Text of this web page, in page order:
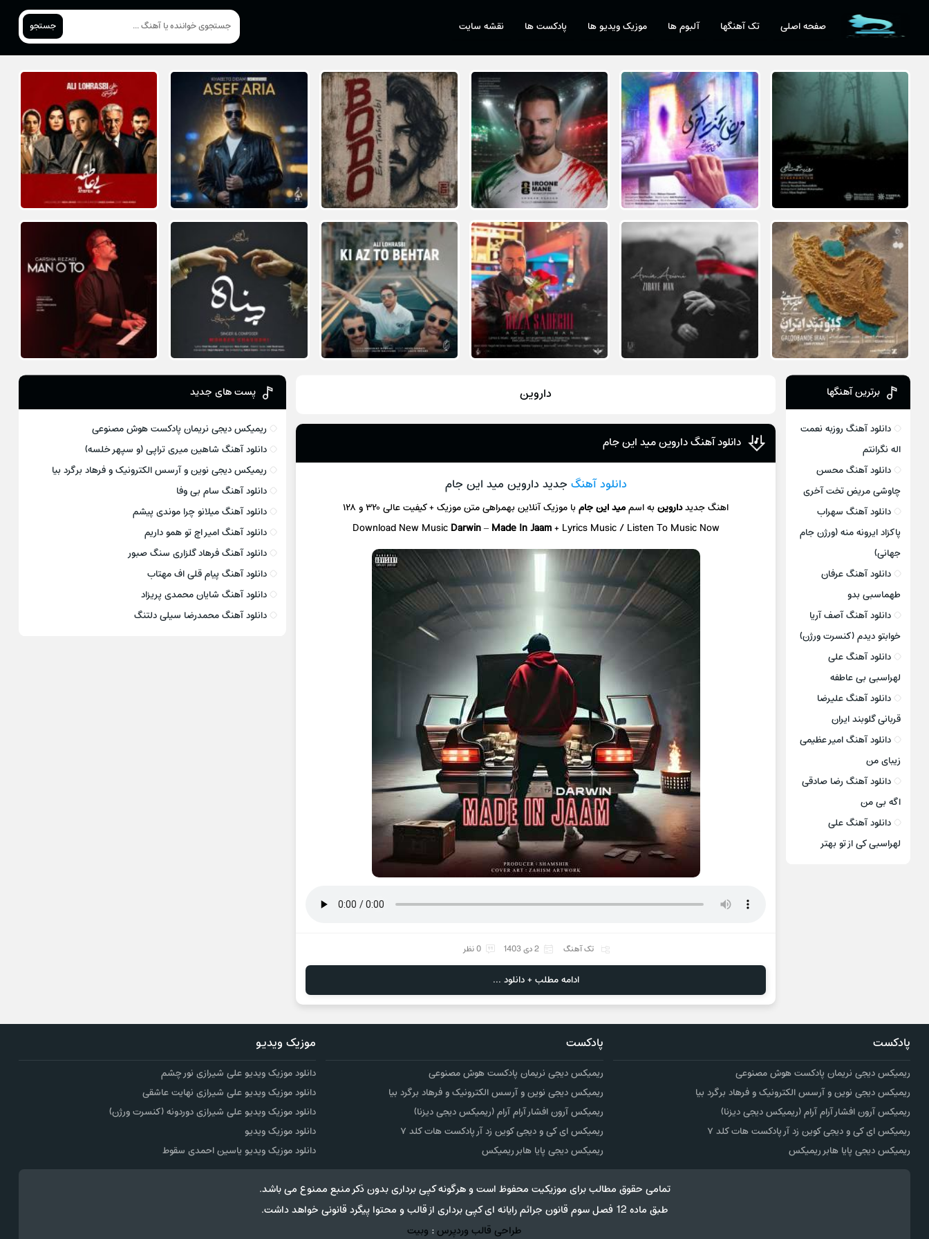
صفحه اصلی تک آهنگها آلبوم ها موزیک ویدیو ها پادکست ها نقشه سایت جستجو
داروین
دانلود آهنگ داروین مید این جام
دانلود آهنگ جدید داروین مید این جام
اهنگ جدیدداروینبه اسممید این جامبا موزیک آنلاینبهمراهی متن موزیک + کیفیت عالی ۳۲۰ و ۱۲۸
Download New Music Darwin–Made In Jaam+ Lyrics Music / Listen To Music Now
تک آهنگ 2 دی 1403 0 نظر
ادامه مطلب + دانلود ...
برترین آهنگها
دانلود آهنگ روزبه نعمت
اله نگرانتم
دانلود آهنگ محسن
چاوشی مریض تخت آخری
دانلود آهنگ سهراب
پاکزاد ایرونه منه (ورژن جام
جهانی)
دانلود آهنگ عرفان
طهماسبی بدو
دانلود آهنگ آصف آریا
خوابتو دیدم (کنسرت ورژن)
دانلود آهنگ علی
لهراسبی بی عاطفه
دانلود آهنگ علیرضا
قربانی گلوبند ایران
دانلود آهنگ امیر عظیمی
زیبای من
دانلود آهنگ رضا صادقی
اگه بی من
دانلود آهنگ علی
لهراسبی کی از تو ‌بهتر
پست های جدید
ریمیکس دیجی نریمان پادکست هوش مصنوعی
دانلود آهنگ شاهین میری تراپی (و سپهر خلسه)
ریمیکس دیجی نوین و آرسس الکترونیک و فرهاد برگرد بیا
دانلود آهنگ سام بی وفا
دانلود آهنگ میلانو چرا موندی پیشم
دانلود آهنگ امیر اچ تو همو داریم
دانلود آهنگ فرهاد گلزاری سنگ صبور
دانلود آهنگ پیام قلی اف مهتاب
دانلود آهنگ شایان محمدی پریزاد
دانلود آهنگ محمدرضا سیلی دلتنگ
پادکست
ریمیکس دیجی نریمان پادکست هوش مصنوعی
ریمیکس دیجی نوین و آرسس الکترونیک و فرهاد برگرد بیا
ریمیکس آرون افشار آرام آرام (ریمیکس دیجی دیزنا)
ریمیکس ای کی و دیجی کوین زد آر پادکست هات کلد ۷
ریمیکس دیجی پایا هابر ریمیکس
پادکست
ریمیکس دیجی نریمان پادکست هوش مصنوعی
ریمیکس دیجی نوین و آرسس الکترونیک و فرهاد برگرد بیا
ریمیکس آرون افشار آرام آرام (ریمیکس دیجی دیزنا)
ریمیکس ای کی و دیجی کوین زد آر پادکست هات کلد ۷
ریمیکس دیجی پایا هابر ریمیکس
موزیک ویدیو
دانلود موزیک ویدیو علی شیرازی نور چشم
دانلود موزیک ویدیو علی شیرازی نهایت عاشقی
دانلود موزیک ویدیو علی شیرازی دوردونه (کنسرت ورژن)
دانلود موزیک ویدیو
دانلود موزیک ویدیو یاسین احمدی سقوط
تمامی حقوق مطالب برای موزیکیت محفوظ است و هرگونه کپی برداری بدون ذکر منبع ممنوع می باشد.
طبق ماده 12 فصل سوم قانون جرائم رایانه ای کپی برداری از قالب و محتوا پیگرد قانونی خواهد داشت.
طراحی قالب وردپرس: وبیت